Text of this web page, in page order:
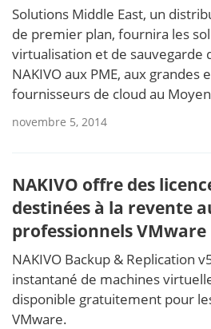
Solutions Middle East, un
de premier plan, fournira les
virtualisation et de sauvegarde
NAKIVO aux PME, aux grandes
fournisseurs de cloud au
novembre 5, 2014
NAKIVO offre des
destinées à la revente
professionnels VMware
NAKIVO Backup & Replication
instantané de machines
disponible gratuitement pour
VMware.